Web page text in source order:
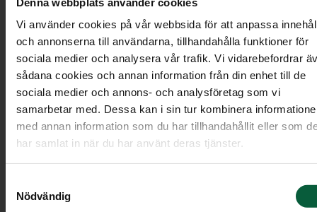
Vi använder cookies på vår webbsida för att anpassa
och annonserna till användarna, tillhandahålla funktioner för
sociala medier och analysera vår trafik. Vi vidarebefordrar
sådana cookies och annan information från din enhet till de
sociala medier och annons- och analysföretag som vi
samarbetar med. Dessa kan i sin tur kombinera
med annan information som du har tillhandahållit eller som
har samlat in när du har använt deras tjänster.
Nödvändig
”Trevligt bemötande. Smidig planering. Allt
blev som vi kom överens om. Fick bra stöd i val
av blommor, kista och utformning av annons i
kontakten.”